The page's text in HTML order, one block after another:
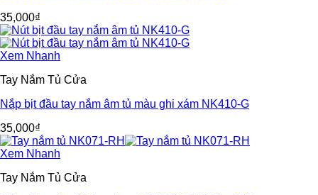
35,000₫
Xem Nhanh
Tay Nắm Tủ Cửa
Nắp bịt đầu tay nắm âm tủ màu ghi xám NK410-G
35,000₫
Xem Nhanh
Tay Nắm Tủ Cửa